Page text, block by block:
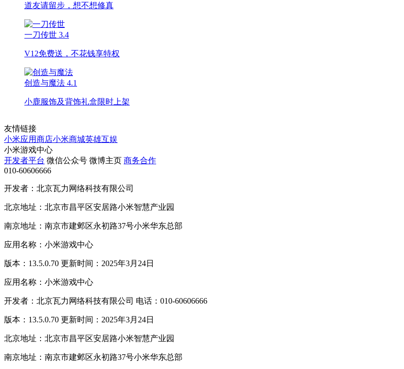
道友请留步，想不想修真
一刀传世 3.4
V12免费送，不花钱享特权
创造与魔法 4.1
小鹿服饰及背饰礼盒限时上架
友情链接
小米应用商店小米商城英雄互娱
小米游戏中心
开发者平台 微信公众号 微博主页 商务合作
010-60606666
开发者：北京瓦力网络科技有限公司
北京地址：北京市昌平区安居路小米智慧产业园
南京地址：南京市建邺区永初路37号小米华东总部
应用名称：小米游戏中心
版本：13.5.0.70 更新时间：2025年3月24日
应用名称：小米游戏中心
开发者：北京瓦力网络科技有限公司 电话：010-60606666
版本：13.5.0.70 更新时间：2025年3月24日
北京地址：北京市昌平区安居路小米智慧产业园
南京地址：南京市建邺区永初路37号小米华东总部